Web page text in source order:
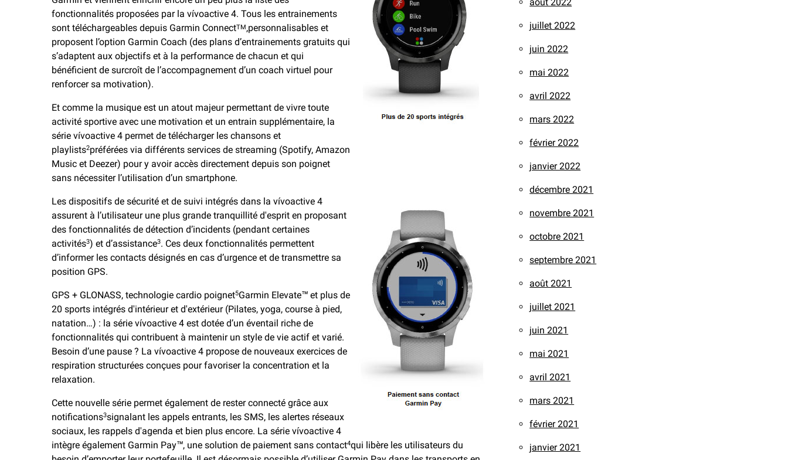
fonctionnalités proposées par la vívoactive 4. Tous les entrainements
sont téléchargeables depuis Garmin ConnectTM,personnalisables et
proposent l’option Garmin Coach (des plans d’entrainements gratuits qui
s’adaptent aux objectifs et à la performance de chacun et qui
bénéficient de surcroît de l’accompagnement d’un coach virtuel pour
renforcer sa motivation).
Et comme la musique est un atout majeur permettant de vivre toute
activité sportive avec une motivation et un entrain supplémentaire, la
série vívoactive 4 permet de télécharger les chansons et
playlists2préférées via différents services de streaming (Spotify, Amazon
Music et Deezer) pour y avoir accès directement depuis son poignet
sans nécessiter l’utilisation d’un smartphone.
Les dispositifs de sécurité et de suivi intégrés dans la vívoactive 4
assurent à l’utilisateur une plus grande tranquillité d'esprit en proposant
des fonctionnalités de détection d’incidents (pendant certaines
activités3) et d’assistance3. Ces deux fonctionnalités permettent
d’informer les contacts désignés en cas d’urgence et de transmettre sa
position GPS.
GPS + GLONASS, technologie cardio poignet5Garmin Elevate™ et plus de
20 sports intégrés d'intérieur et d'extérieur (Pilates, yoga, course à pied,
natation…) : la série vívoactive 4 est dotée d’un éventail riche de
fonctionnalités qui contribuent à maintenir un style de vie actif et varié.
Besoin d’une pause ? La vívoactive 4 propose de nouveaux exercices de
respiration structurées conçues pour favoriser la concentration et la
relaxation.
Cette nouvelle série permet également de rester connecté grâce aux
notifications3signalant les appels entrants, les SMS, les alertes réseaux
sociaux, les rappels d'agenda et bien plus encore. La série vívoactive 4
intègre également Garmin Pay™, une solution de paiement sans contact4qui libère les utilisateurs du
juillet 2022
juin 2022
mai 2022
avril 2022
mars 2022
février 2022
janvier 2022
décembre 2021
novembre 2021
octobre 2021
septembre 2021
août 2021
juillet 2021
juin 2021
mai 2021
avril 2021
mars 2021
février 2021
janvier 2021